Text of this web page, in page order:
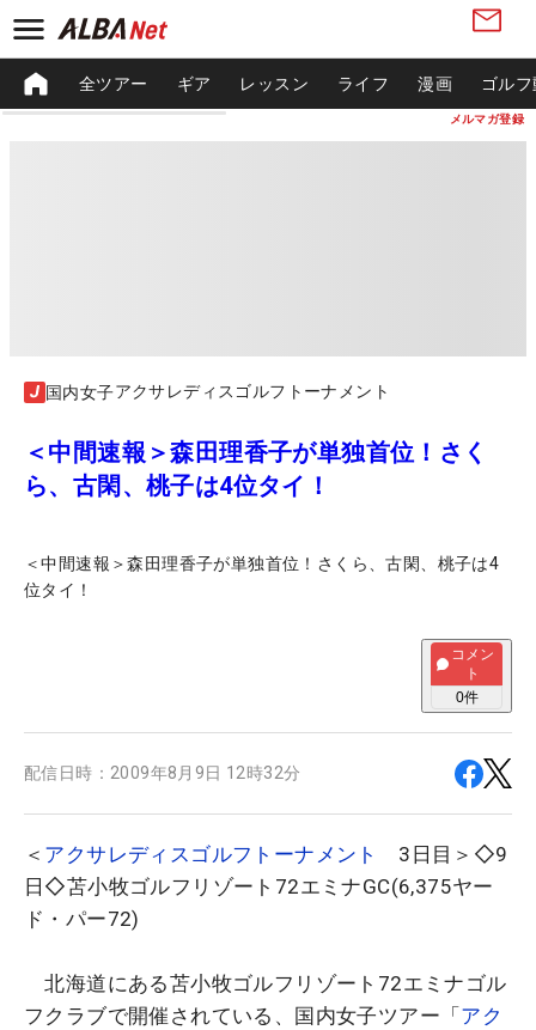
メルマガ登録
全ツアー ギア レッスン ライフ 漫画 ゴル
国内女子アクサレディスゴルフトーナメント
＜中間速報＞森田理香子が単独首位！さく
ら、古閑、桃子は4位タイ！
＜中間速報＞森田理香子が単独首位！さくら、古閑、桃子は4
位タイ！
コメン
ト
0件
配信日時： 2009年8月9日 12時32分
＜ アクサレディスゴルフトーナメント
3日目＞◇9
日◇苫小牧ゴルフリゾート72エミナGC(6,375ヤー
ド・パー72)
北海道にある苫小牧ゴルフリゾート72エミナゴル
フクラブで開催されている、国内女子ツアー「 アク